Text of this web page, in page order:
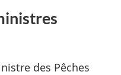
des Pêches